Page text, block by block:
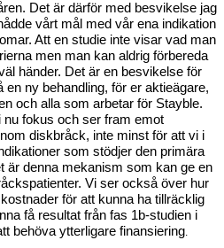
Det är därför med besvikelse jag
vårt mål med vår ena indikation
Att en studie inte visar vad man
men man kan aldrig förbereda
händer. Det är en besvikelse för
en ny behandling, för er aktieägare,
och alla som arbetar för Stayble.
nu fokus och ser fram emot
diskbråck, inte minst för att vi i
som stödjer den primära
är denna mekanism som kan ge en
Vi ser också över hur
för att kunna ha tillräcklig
få resultat från fas 1b-studien i
behöva ytterligare finansiering.